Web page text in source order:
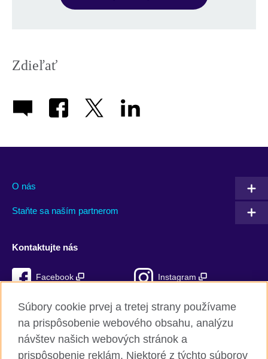
Zdieľať
O nás
Staňte sa naším partnerom
Kontaktujte nás
Facebook Instagram
Mixcloud TikTok
RSS
Súbory cookie prvej a tretej strany používame
na prispôsobenie webového obsahu, analýzu
návštev našich webových stránok a
prispôsobenie reklám. Niektoré z týchto súborov